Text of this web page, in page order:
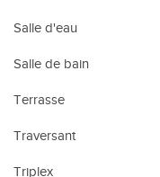
Salle d'eau
Salle de bain
Terrasse
Traversant
Triplex